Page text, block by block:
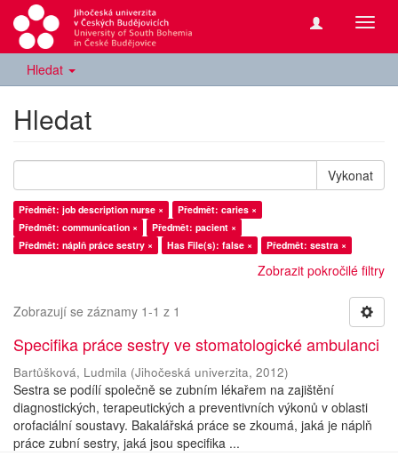
Hledat
Hledat
Vykonat
Předmět: job description nurse ×
Předmět: caries ×
Předmět: communication ×
Předmět: pacient ×
Předmět: náplň práce sestry ×
Has File(s): false × Předmět: sestra ×
Zobrazit pokročilé filtry
Zobrazují se záznamy 1-1 z 1
Specifika práce sestry ve stomatologické ambulanci
Bartůšková, Ludmila (Jihočeská univerzita, 2012)
Sestra se podílí společně se zubním lékařem na zajištění
diagnostických, terapeutických a preventivních výkonů v oblasti
orofaciální soustavy. Bakalářská práce se zkoumá, jaká je náplň
práce zubní sestry, jaká jsou specifika ...